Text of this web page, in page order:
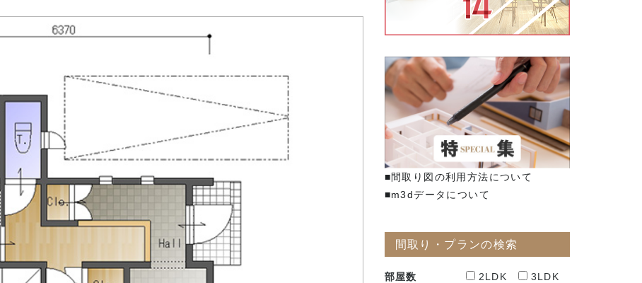
■間取り図の利用方法について
■m3dデータについて
間取り・プランの検索
部屋数 2LDK
3LDK